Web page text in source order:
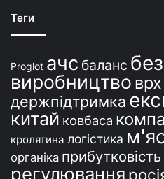
ї
Теги
Proglot ачс баланс
виробництво врх
держпідтримка
китай ковбаса
кролятина логістика
органіка прибутковість
регулювання